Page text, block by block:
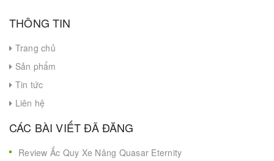
THÔNG TIN
Trang chủ
Sản phẩm
Tin tức
Liên hệ
CÁC BÀI VIẾT ĐÃ ĐĂNG
Review Ắc Quy Xe Nâng Quasar Eternity